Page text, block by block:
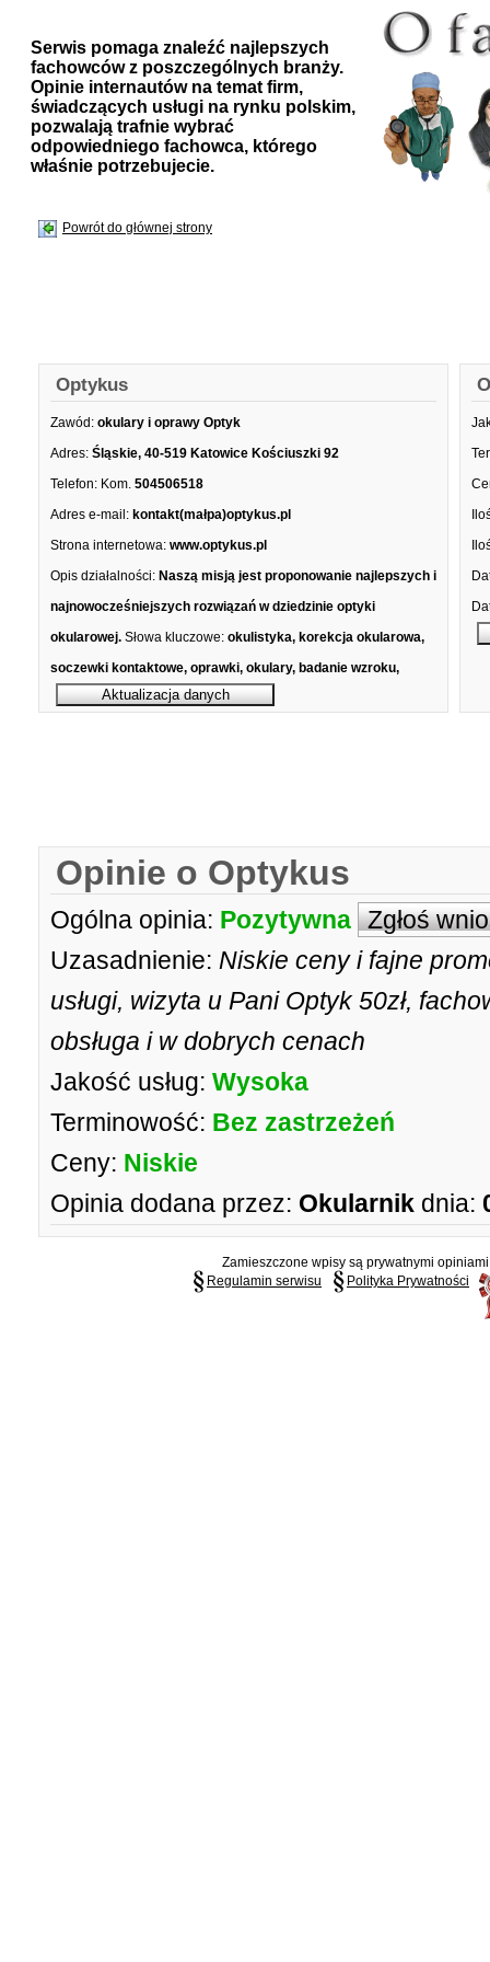
Serwis pomaga znaleźć najlepszych
fachowców z poszczególnych branży.
Opinie internautów na temat firm,
świadczących usługi na rynku polskim,
pozwalają trafnie wybrać
odpowiedniego fachowca, którego
właśnie potrzebujecie.
Powrót do głównej strony
Optykus
Zawód: okulary i oprawy Optyk
Adres: Śląskie, 40-519 Katowice Kościuszki 92
Telefon: Kom. 504506518
Adres e-mail: kontakt(małpa)optykus.pl
Strona internetowa: www.optykus.pl
Opis działalności: Naszą misją jest proponowanie najlepszych i
najnowocześniejszych rozwiązań w dziedzinie optyki
okularowej. Słowa kluczowe: okulistyka, korekcja okularowa,
soczewki kontaktowe, oprawki, okulary, badanie wzroku,
Opinie o Optykus
Ogólna opinia: Pozytywna Zgłoś
Uzasadnienie: Niskie ceny i fajne
usługi, wizyta u Pani Optyk 50zł,
obsługa i w dobrych cenach
Jakość usług: Wysoka
Terminowość: Bez zastrzeżeń
Ceny: Niskie
Opinia dodana przez: Okularnik dnia:
Zamieszczone wpisy są prywatnymi
Regulamin serwisu
Polityka Prywatności